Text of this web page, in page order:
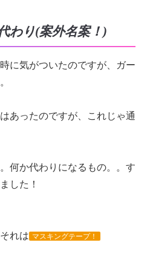
わり(案外名案！)
に気がついたのですが、ガー
あったのですが、これじゃ通
何か代わりになるもの。。す
した！
れは マスキングテープ！